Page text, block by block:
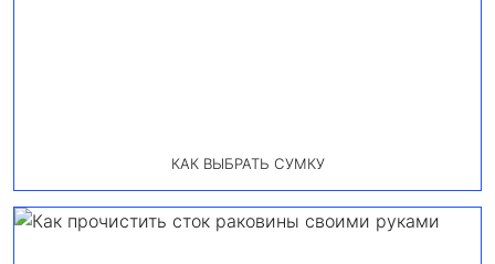
КАК ВЫБРАТЬ СУМКУ